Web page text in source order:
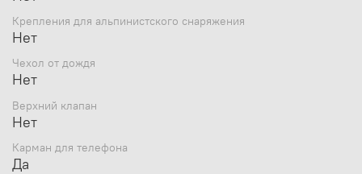
Крепления для альпинистского снаряжения
Нет
Чехол от дождя
Нет
Верхний клапан
Нет
Карман для телефона
Да